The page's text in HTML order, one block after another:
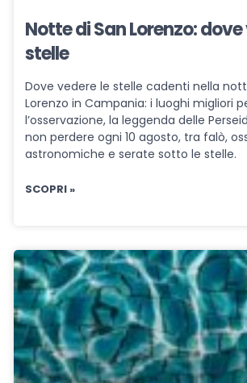
Notte di San Lorenzo:
stelle
Dove vedere le stelle cadenti nella
Lorenzo in Campania: i luoghi migliori
l’osservazione, la leggenda delle
non perdere ogni 10 agosto, tra falò,
astronomiche e serate sotto le stelle.
SCOPRI »